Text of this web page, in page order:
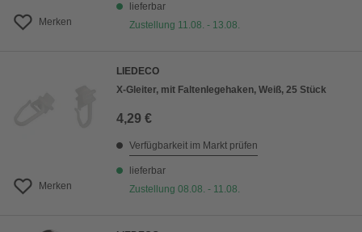
Merken
lieferbar
Zustellung 11.08. - 13.08.
Merken
LIEDECO
X-Gleiter, mit Faltenlegehaken, Weiß, 25 Stück
4,29 €
Verfügbarkeit im Markt prüfen
lieferbar
Zustellung 08.08. - 11.08.